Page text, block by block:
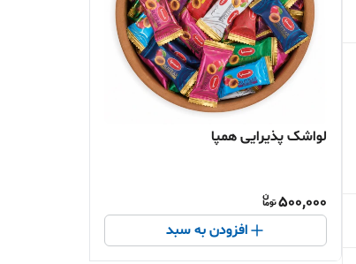
لواشک پذیرایی همپا
500,000
افزودن به سبد